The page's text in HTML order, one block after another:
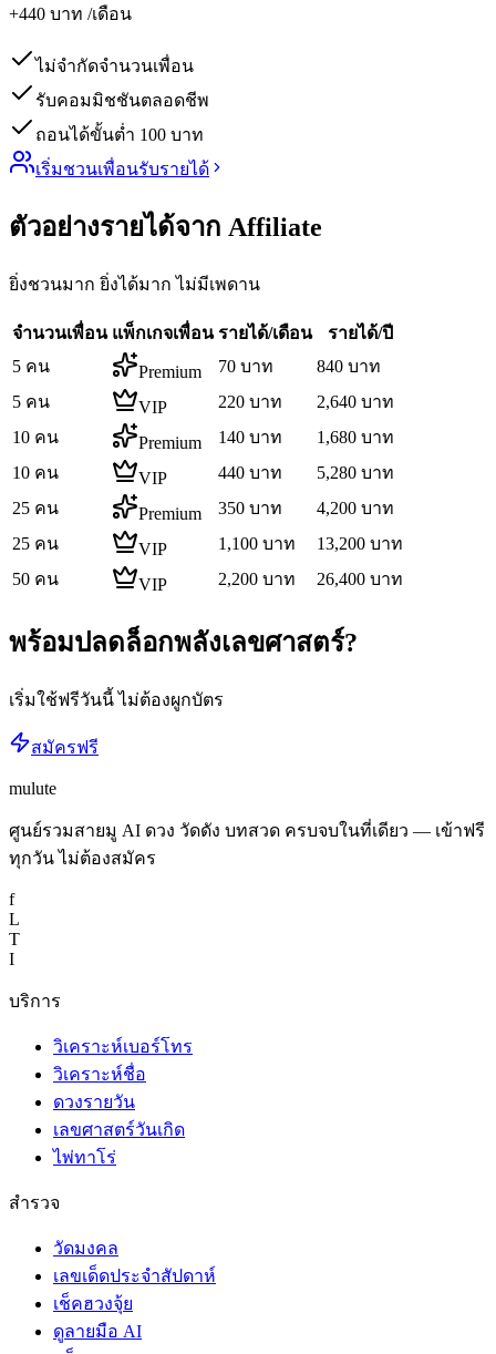
+440 บาท /เดือน
ไม่จำกัดจำนวนเพื่อน
รับคอมมิชชันตลอดชีพ
ถอนได้ขั้นต่ำ 100 บาท
เริ่มชวนเพื่อนรับรายได้
ตัวอย่างรายได้จาก Affiliate
ยิ่งชวนมาก ยิ่งได้มาก ไม่มีเพดาน
จำนวนเพื่อน แพ็กเกจเพื่อน รายได้/เดือน
รายได้/ปี
5 คน Premium 70 บาท 840 บาท
5 คน VIP 220 บาท 2,640 บาท
10 คน Premium 140 บาท 1,680 บาท
10 คน VIP 440 บาท 5,280 บาท
25 คน Premium 350 บาท 4,200 บาท
25 คน VIP 1,100 บาท 13,200 บาท
50 คน VIP 2,200 บาท 26,400 บาท
พร้อมปลดล็อกพลังเลขศาสตร์?
เริ่มใช้ฟรีวันนี้ ไม่ต้องผูกบัตร
สมัครฟรี
mulute
ศูนย์รวมสายมู AI ดวง วัดดัง บทสวด ครบจบในที่เดียว — เข้าฟรี
ทุกวัน ไม่ต้องสมัคร
f
L
T
I
บริการ
วิเคราะห์เบอร์โทร
วิเคราะห์ชื่อ
ดวงรายวัน
เลขศาสตร์วันเกิด
ไพ่ทาโร่
สำรวจ
วัดมงคล
เลขเด็ดประจำสัปดาห์
เช็คฮวงจุ้ย
ดูลายมือ AI